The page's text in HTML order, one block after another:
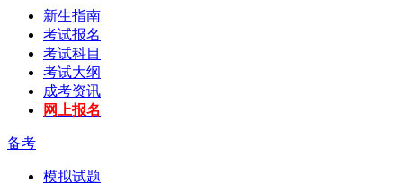
新生指南
考试报名
考试科目
考试大纲
成考资讯
网上报名
备考
模拟试题